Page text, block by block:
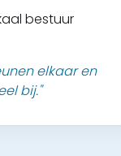
bestuur
elkaar en
bij."